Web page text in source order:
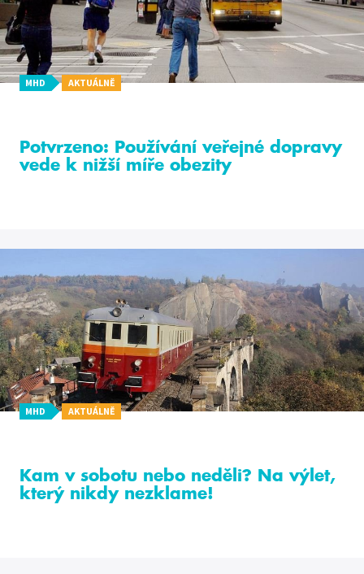
MHD AKTUÁLNĚ
Potvrzeno: Používání veřejné dopravy
vede k nižší míře obezity
MHD AKTUÁLNĚ
Kam v sobotu nebo neděli? Na výlet,
který nikdy nezklame!